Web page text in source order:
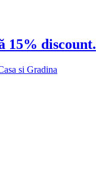
15% discount.
si Gradina